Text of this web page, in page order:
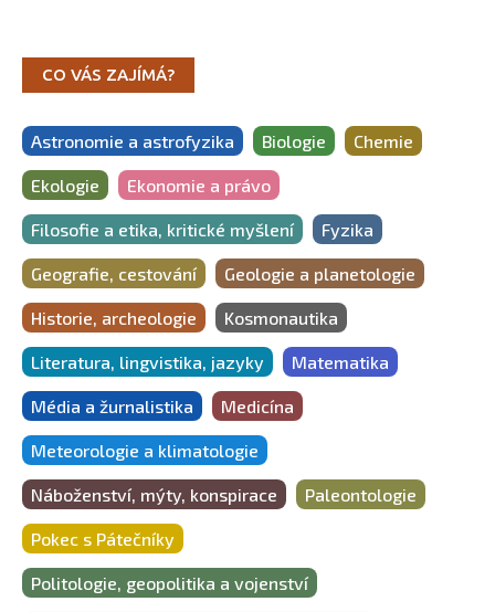
CO VÁS ZAJÍMÁ?
Astronomie a astrofyzika Biologie Chemie
Ekologie Ekonomie a právo
Filosofie a etika, kritické myšlení Fyzika
Geografie, cestování Geologie a planetologie
Historie, archeologie Kosmonautika
Literatura, lingvistika, jazyky Matematika
Média a žurnalistika Medicína
Meteorologie a klimatologie
Náboženství, mýty, konspirace Paleontologie
Pokec s Pátečníky
Politologie, geopolitika a vojenství